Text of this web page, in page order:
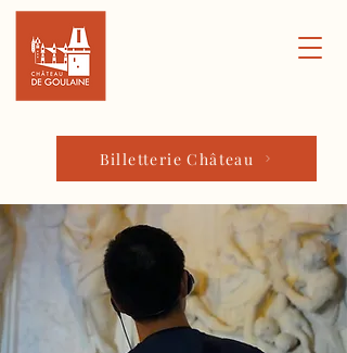
Billetterie Château